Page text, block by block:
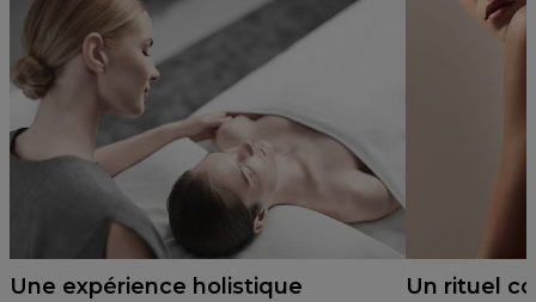
Une expérience holistique Un rituel